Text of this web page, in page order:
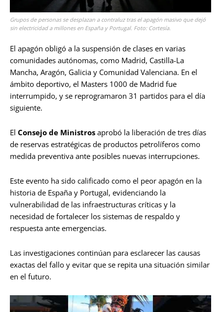
Grupos de personas se desplazan a contraluz tras el apagón masivo que dejó
sin electricidad a millones en España y Portugal. Foto: Cortesía.
El apagón obligó a la suspensión de clases en varias
comunidades autónomas, como Madrid, Castilla-La
Mancha, Aragón, Galicia y Comunidad Valenciana. En el
ámbito deportivo, el Masters 1000 de Madrid fue
interrumpido, y se reprogramaron 31 partidos para el día
siguiente.
El Consejo de Ministros aprobó la liberación de tres días
de reservas estratégicas de productos petrolíferos como
medida preventiva ante posibles nuevas interrupciones.
Este evento ha sido calificado como el peor apagón en la
historia de España y Portugal, evidenciando la
vulnerabilidad de las infraestructuras críticas y la
necesidad de fortalecer los sistemas de respaldo y
respuesta ante emergencias.
Las investigaciones continúan para esclarecer las causas
exactas del fallo y evitar que se repita una situación similar
en el futuro.